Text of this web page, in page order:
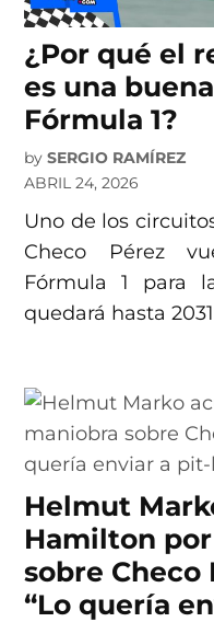
¿Por qué el
es una
Fórmula 1?
by SERGIO RAMÍREZ
ABRIL 24, 2026
Uno de los
Checo Pérez
Fórmula 1 para
quedará hasta
Helmut
Hamilton
sobre Checo
“Lo quería